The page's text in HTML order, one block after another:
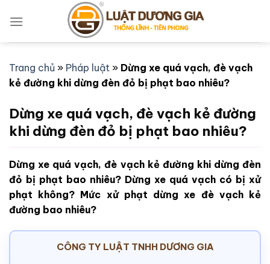
qua
Trang chủ » Pháp luật » Dừng xe quá vạch, đè vạch
kẻ đường khi dừng đèn đỏ bị phạt bao nhiêu?
Dừng xe quá vạch, đè vạch kẻ đường
khi dừng đèn đỏ bị phạt bao nhiêu?
Dừng xe quá vạch, đè vạch kẻ đường khi dừng đèn
đỏ bị phạt bao nhiêu? Dừng xe quá vạch có bị xử
phạt không? Mức xử phạt dừng xe đè vạch kẻ
đường bao nhiêu?
CÔNG TY LUẬT TNHH DƯƠNG GIA